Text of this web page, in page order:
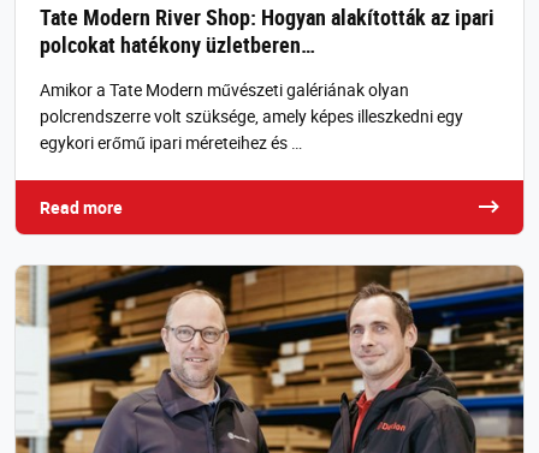
Tate Modern River Shop: Hogyan alakították az ipari
polcokat hatékony üzletberen…
Amikor a Tate Modern művészeti galériának olyan
polcrendszerre volt szüksége, amely képes illeszkedni egy
egykori erőmű ipari méreteihez és …
Read more